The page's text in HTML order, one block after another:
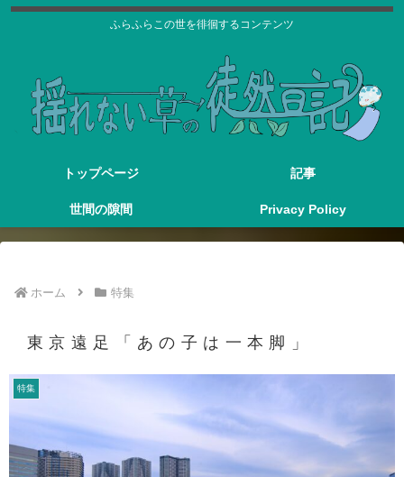
ふらふらこの世を徘徊するコンテンツ
トップページ 記事
世間の隙間 Privacy Policy
ホーム 特集
東京遠足「あの子は一本脚」
特集